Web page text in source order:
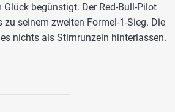
begünstigt. Der Red-Bull-Pilot
seinem zweiten Formel-1-Sieg. Die
nichts als Stirnrunzeln hinterlassen.